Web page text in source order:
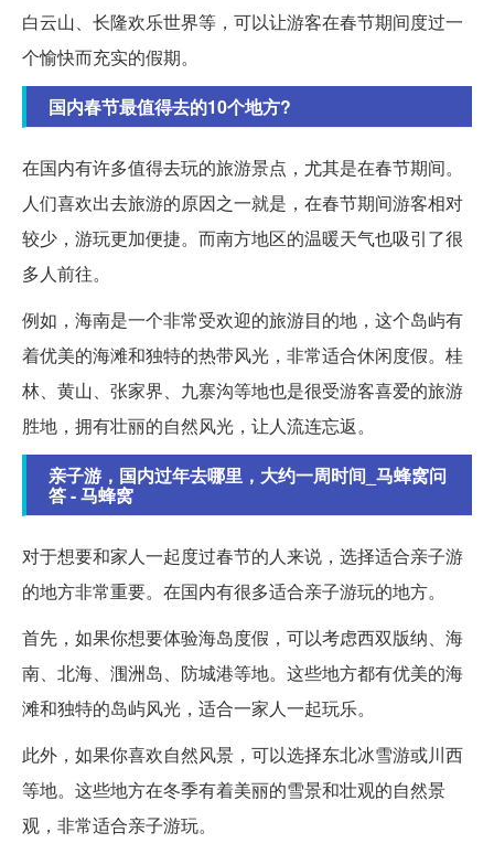
白云山、长隆欢乐世界等，可以让游客在春节期间度过一
个愉快而充实的假期。
国内春节最值得去的10个地方?
在国内有许多值得去玩的旅游景点，尤其是在春节期间。
人们喜欢出去旅游的原因之一就是，在春节期间游客相对
较少，游玩更加便捷。而南方地区的温暖天气也吸引了很
多人前往。
例如，海南是一个非常受欢迎的旅游目的地，这个岛屿有
着优美的海滩和独特的热带风光，非常适合休闲度假。桂
林、黄山、张家界、九寨沟等地也是很受游客喜爱的旅游
胜地，拥有壮丽的自然风光，让人流连忘返。
亲子游，国内过年去哪里，大约一周时间_马蜂窝问
答 - 马蜂窝
对于想要和家人一起度过春节的人来说，选择适合亲子游
的地方非常重要。在国内有很多适合亲子游玩的地方。
首先，如果你想要体验海岛度假，可以考虑西双版纳、海
南、北海、涠洲岛、防城港等地。这些地方都有优美的海
滩和独特的岛屿风光，适合一家人一起玩乐。
此外，如果你喜欢自然风景，可以选择东北冰雪游或川西
等地。这些地方在冬季有着美丽的雪景和壮观的自然景
观，非常适合亲子游玩。